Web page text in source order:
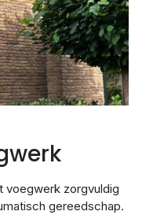
voegwerk zorgvuldig
gereedschap.